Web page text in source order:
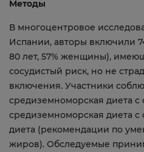
Методы
В многоцентровое
Испании, авторы включили
80 лет, 57% женщины),
сосудистый риск, но не
включения. Участники
средиземноморская диета
средиземноморская диета
диета (рекомендации по
жиров). Обследуемые